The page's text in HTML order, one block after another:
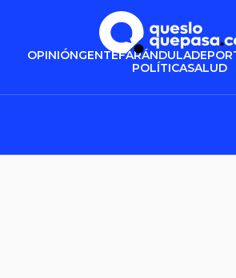
OPINIÓNGENTEFARÁNDULA
POLÍTICASALUD